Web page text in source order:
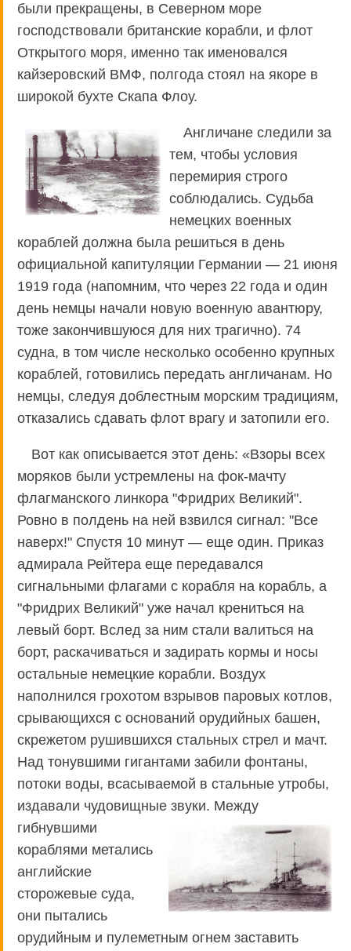
были прекращены, в Северном море
господствовали британские корабли, и флот
Открытого моря, именно так именовался
кайзеровский ВМФ, полгода стоял на якоре в
широкой бухте Скапа Флоу.
Англичане следили за
тем, чтобы условия
перемирия строго
соблюдались. Судьба
немецких военных
кораблей должна была решиться в день
официальной капитуляции Германии — 21 июня
1919 года (напомним, что через 22 года и один
день немцы начали новую военную авантюру,
тоже закончившуюся для них трагично). 74
судна, в том числе несколько особенно крупных
кораблей, готовились передать англичанам. Но
немцы, следуя доблестным морским традициям,
отказались сдавать флот врагу и затопили его.
Вот как описывается этот день: «Взоры всех
моряков были устремлены на фок-мачту
флагманского линкора "Фридрих Великий".
Ровно в полдень на ней взвился сигнал: "Все
наверх!" Спустя 10 минут — еще один. Приказ
адмирала Рейтера еще передавался
сигнальными флагами с корабля на корабль, а
"Фридрих Великий" уже начал крениться на
левый борт. Вслед за ним стали валиться на
борт, раскачиваться и задирать кормы и носы
остальные немецкие корабли. Воздух
наполнился грохотом взрывов паровых котлов,
срывающихся с оснований орудийных башен,
скрежетом рушившихся стальных стрел и мачт.
Над тонувшими гигантами забили фонтаны,
потоки воды, всасываемой в стальные утробы,
издавали чудовищные звуки. Между
гибнувшими
кораблями метались
английские
сторожевые суда,
они пытались
орудийным и пулеметным огнем заставить